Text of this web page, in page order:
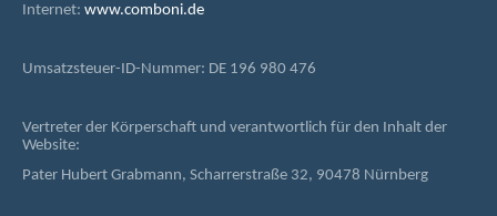
Internet: www.comboni.de
Umsatzsteuer-ID-Nummer: DE 196 980 476
Vertreter der Körperschaft und verantwortlich für den Inhalt der
Website:
Pater Hubert Grabmann, Scharrerstraße 32, 90478 Nürnberg